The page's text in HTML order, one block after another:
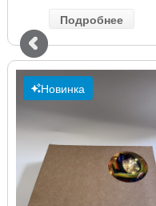
Подробнее
Новинка